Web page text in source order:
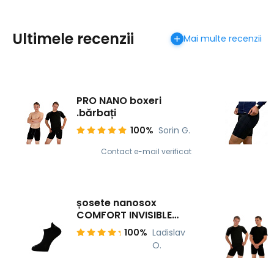
Ultimele recenzii Mai multe recenzii
PRO NANO boxeri
.bărbați
100% Sorin G.
Contact e-mail verificat
șosete nanosox
COMFORT INVISIBLE
COMFORT INVISIBLE
100% Ladislav
O.